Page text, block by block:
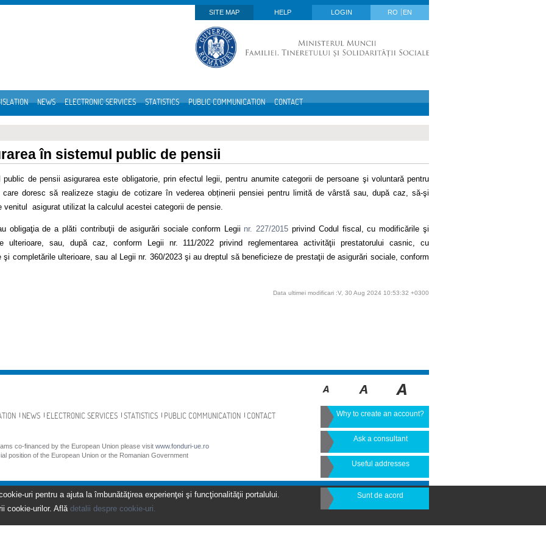
SITE MAP
HELP LOGIN RO EN
NEWS ELECTRONIC SERVICES STATISTICS PUBLIC COMMUNICATION CONTACT
în sistemul public de pensii
public de pensii asigurarea este obligatorie, prin efectul legii, pentru anumite categorii de persoane şi voluntară pentru
care doresc să realizeze stagiu de cotizare în vederea obținerii pensiei pentru limită de vârstă sau, după caz, să-şi
venitul asigurat utilizat la calculul acestei categorii de pensie.
obligaţia de a plăti contribuţii de asigurări sociale conform Legii nr. 227/2015 privind Codul fiscal, cu modificările şi
ulterioare, sau, după caz, conform Legii nr. 111/2022 privind reglementarea activităţii prestatorului casnic, cu
şi completările ulterioare, sau al Legii nr. 360/2023 şi au dreptul să beneficieze de prestaţii de asigurări sociale, conform
Data ultimei modificari :V, 30 Aug 2024 10:53:32 +0300
NEWS ELECTRONIC SERVICES STATISTICS PUBLIC COMMUNICATION CONTACT
co-financed by the European Union please visit www.fonduri-ue.ro
position of the European Union or the Romanian Government
Why to create an account?
Ask a consultant
Useful addresses
uri pentru a ajuta la îmbunătăţirea experienţei şi funcţionalităţii portalului.
cookie-urilor. Află detalii despre cookie-uri.
Sunt de acord